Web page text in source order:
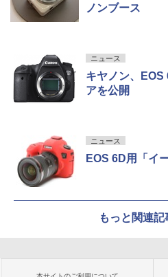
ノンブース
ニュース
キヤノン、EOS
アを公開
ニュース
EOS 6D用「イ
もっと関連記